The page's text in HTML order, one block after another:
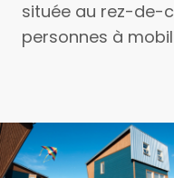
située au rez-de-
personnes à